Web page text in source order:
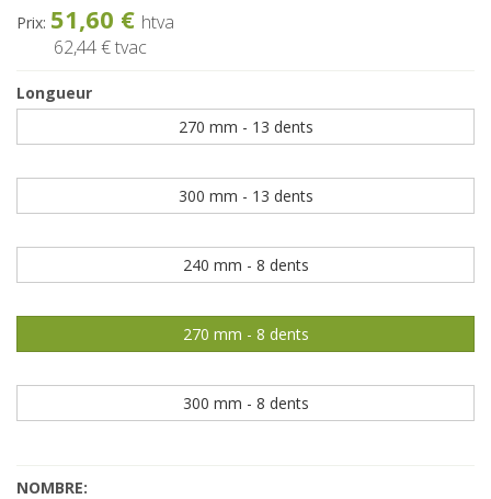
Prix: 51,60 € htva
62,44 €tvac
Longueur
270 mm - 13 dents
300 mm - 13 dents
240 mm - 8 dents
270 mm - 8 dents
300 mm - 8 dents
NOMBRE: